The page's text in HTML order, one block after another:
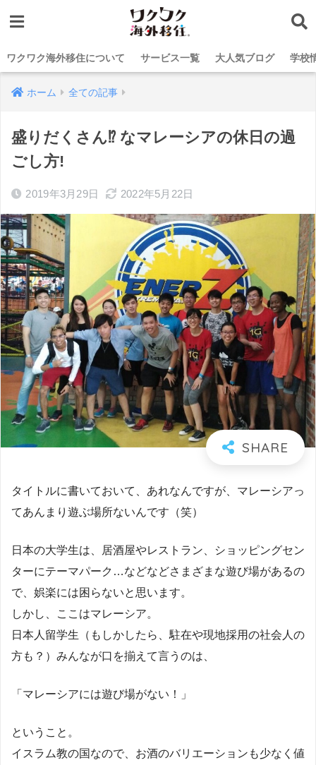
ワクワク海外移住について サービス一覧 大人気ブログ 学校
ホーム 全ての記事
盛りだくさん⁉︎ なマレーシアの休日の過
ごし方!
2019年3月29日 2022年5月22日
タイトルに書いておいて、あれなんですが、マレーシアっ
てあんまり遊ぶ場所ないんです（笑）
日本の大学生は、居酒屋やレストラン、ショッピングセン
ターにテーマパーク…などなどさまざまな遊び場があるの
で、娯楽には困らないと思います。
しかし、ここはマレーシア。
日本人留学生（もしかしたら、駐在や現地採用の社会人の
方も？）みんなが口を揃えて言うのは、
「マレーシアには遊び場がない！」
ということ。
イスラム教の国なので、お酒のバリエーションも少なく値